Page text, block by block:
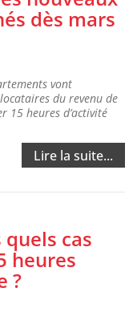
dès mars
vont
du revenu de
15 heures d’activité
Lire la suite...
quels cas
heures
?